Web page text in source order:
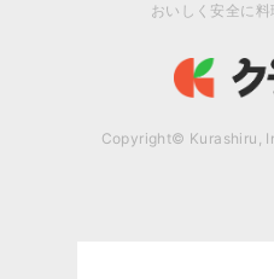
おいしく安全に
Copyright© Kurashiru,